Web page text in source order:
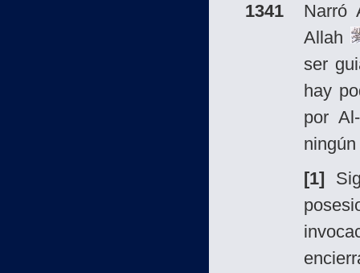
1341
Narró
Allah
ser
hay
por
[1]